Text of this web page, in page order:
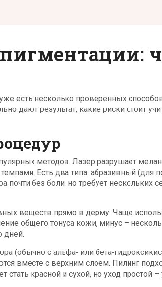
есть несколько проверенных способов
дают результат, какие риски стоит
методов. Лазер разрушает
Есть два типа: абразивный (для
без боли, но требует нескольких
веществ прямо в дерму. Чаще
общего тонуса кожи, минус –
дней.
(обычно с альфа‑ или
вместе с верхним слоем. Пилинг
стать красной и сухой, но уход простой